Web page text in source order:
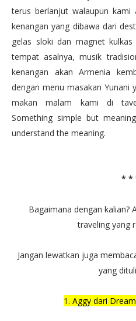
terus berlanjut walaupun
kenangan yang dibawa dari
gelas sloki dan magnet
tempat asalnya, musik
kenangan akan Armenia
dengan menu masakan Yunani
makan malam kami di
Something simple but
understand the meaning.
* *
Bagaimana dengan kalian?
traveling yang
Jangan lewatkan juga
yang
1. Aggy dari